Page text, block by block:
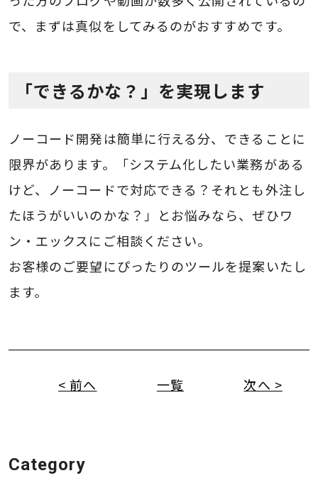
で、まずは真似をしてみるのがおすすめです。
「できるかな？」を実現します
ノーコード開発は簡単に行える分、できることに
限界があります。「システム化したい業務がある
けど、ノーコードで対応できる？それとも外注し
たほうがいいのかな？」とお悩みなら、ぜひワ
ン・エックスにご相談ください。
お客様のご要望にぴったりのツールを提案いたし
ます。
< 前へ 一覧 次へ >
Category